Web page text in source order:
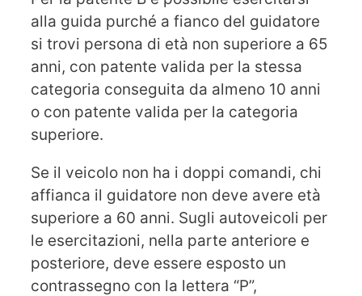
alla guida purché a fianco del guidatore
si trovi persona di età non superiore a 65
anni, con patente valida per la stessa
categoria conseguita da almeno 10 anni
o con patente valida per la categoria
superiore.
Se il veicolo non ha i doppi comandi, chi
affianca il guidatore non deve avere età
superiore a 60 anni. Sugli autoveicoli per
le esercitazioni, nella parte anteriore e
posteriore, deve essere esposto un
contrassegno con la lettera “P”,